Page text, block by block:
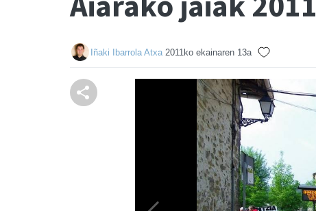
Iñaki Ibarrola Atxa 2011ko ekainaren 13a